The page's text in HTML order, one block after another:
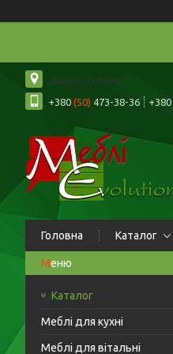
Дніпро, Україна
+380 (50) 473-38-36 +380
Головна Каталог
Каталог
Меблі для кухні
Меблі для вітальні